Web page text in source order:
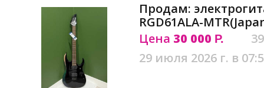
Продам:
RGD61ALA-
Цена 30 000 Р.
29 июля 2026 г. в